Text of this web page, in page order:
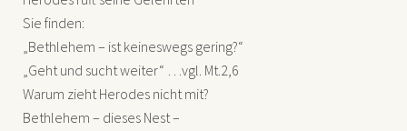
Sie finden:
„Bethlehem – ist keineswegs gering?“
„Geht und sucht weiter“ …vgl. Mt.2,6
Warum zieht Herodes nicht mit?
Bethlehem – dieses Nest –